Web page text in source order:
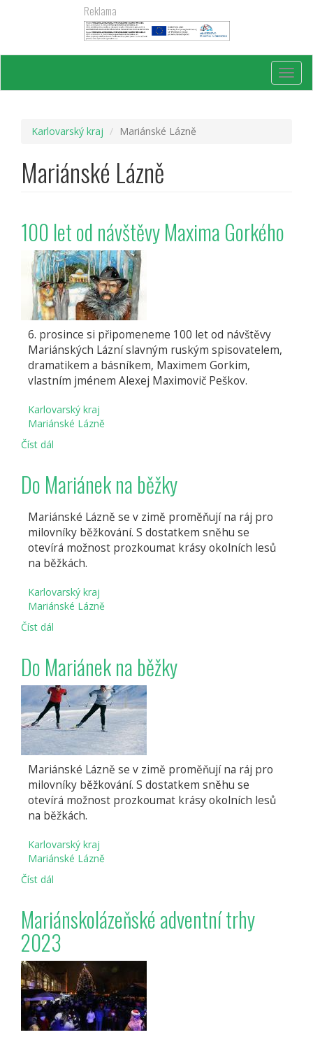
Reklama
Karlovarský kraj Mariánské Lázně
Mariánské Lázně
100 let od návštěvy Maxima Gorkého
6. prosince si připomeneme 100 let od návštěvy
Mariánských Lázní slavným ruským spisovatelem,
dramatikem a básníkem, Maximem Gorkim,
vlastním jménem Alexej Maximovič Peškov.
Karlovarský kraj
Mariánské Lázně
Číst dál
návštěvy
Gorkého
Do Mariánek na běžky
Mariánské Lázně se v zimě proměňují na ráj pro
milovníky běžkování. S dostatkem sněhu se
otevírá možnost prozkoumat krásy okolních lesů
na běžkách.
Karlovarský kraj
Mariánské Lázně
Číst dál
běžky
Do Mariánek na běžky
Mariánské Lázně se v zimě proměňují na ráj pro
milovníky běžkování. S dostatkem sněhu se
otevírá možnost prozkoumat krásy okolních lesů
na běžkách.
Karlovarský kraj
Mariánské Lázně
Číst dál
běžky
Mariánskolázeňské adventní trhy
2023